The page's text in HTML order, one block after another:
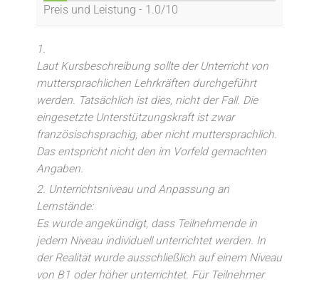
Preis und Leistung - 1.0/10
1.
Laut Kursbeschreibung sollte der Unterricht von
muttersprachlichen Lehrkräften durchgeführt
werden. Tatsächlich ist dies, nicht der Fall. Die
eingesetzte Unterstützungskraft ist zwar
französischsprachig, aber nicht muttersprachlich.
Das entspricht nicht den im Vorfeld gemachten
Angaben.
2. Unterrichtsniveau und Anpassung an
Lernstände:
Es wurde angekündigt, dass Teilnehmende in
jedem Niveau individuell unterrichtet werden. In
der Realität wurde ausschließlich auf einem Niveau
von B1 oder höher unterrichtet. Für Teilnehmer